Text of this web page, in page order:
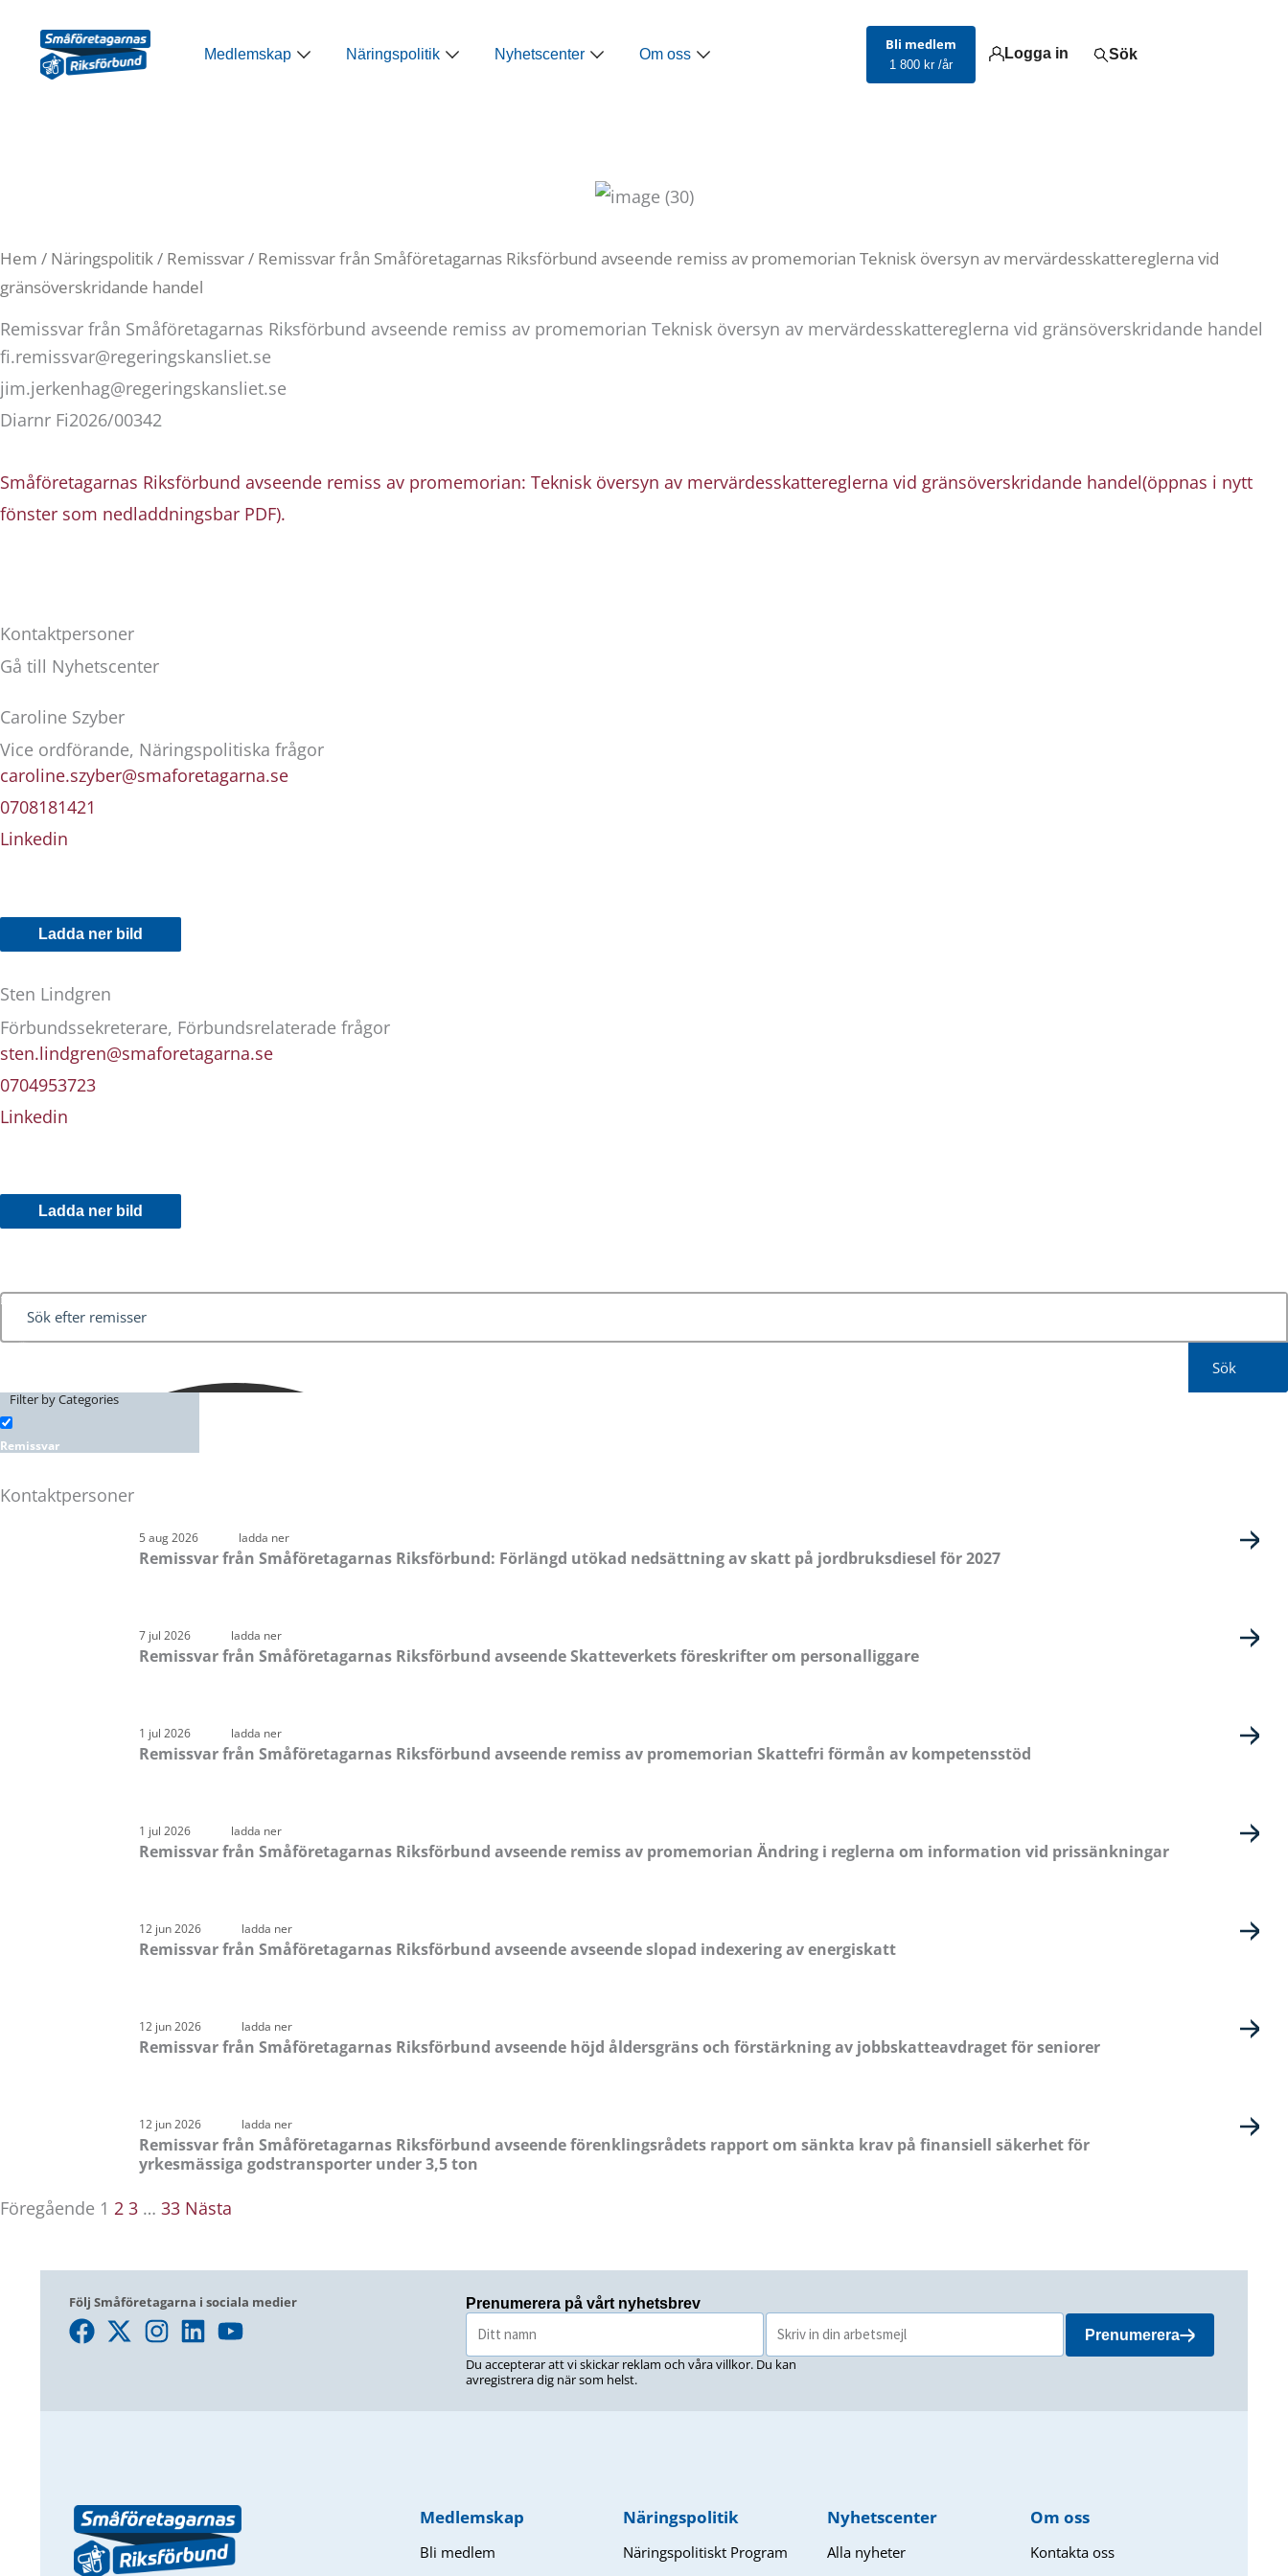
innehåll
Medlemskap Öppna Medlemskap
Näringspolitik Öppna Näringspolitik
Nyhetscenter Öppna Nyhetscenter
Om oss Öppna Om oss Bli medlem
1 800 kr /år
Logga in Sök
Hem / Näringspolitik/ Remissvar/ Remissvar från Småföretagarnas Riksförbund avseende remiss av promemorian Teknisk översyn av mervärdesskattereglerna vid
gränsöverskridande handel
Remissvar från Småföretagarnas Riksförbund avseende remiss av promemorian Teknisk översyn av mervärdesskattereglerna vid gränsöverskridande handel
fi.remissvar@regeringskansliet.se
jim.jerkenhag@regeringskansliet.se
Diarnr Fi2026/00342
Småföretagarnas Riksförbund avseende remiss av promemorian: Teknisk översyn av mervärdesskattereglerna vid gränsöverskridande handel(öppnas i nytt
fönster som nedladdningsbar PDF).
Kontaktpersoner
Gå till Nyhetscenter
Caroline Szyber
Vice ordförande, Näringspolitiska frågor
caroline.szyber@smaforetagarna.se
0708181421
Linkedin
Ladda ner bild
Sten Lindgren
Förbundssekreterare, Förbundsrelaterade frågor
sten.lindgren@smaforetagarna.se
0704953723
Linkedin
Ladda ner bild
Sök
Filter by Categories
Remissvar
Kontaktpersoner
5 aug 2026 ladda ner
Remissvar från Småföretagarnas Riksförbund: Förlängd utökad nedsättning av skatt på jordbruksdiesel för 2027
7 jul 2026 ladda ner
Remissvar från Småföretagarnas Riksförbund avseende Skatteverkets föreskrifter om personalliggare
1 jul 2026 ladda ner
Remissvar från Småföretagarnas Riksförbund avseende remiss av promemorian Skattefri förmån av kompetensstöd
1 jul 2026 ladda ner
Remissvar från Småföretagarnas Riksförbund avseende remiss av promemorian Ändring i reglerna om information vid prissänkningar
12 jun 2026 ladda ner
Remissvar från Småföretagarnas Riksförbund avseende avseende slopad indexering av energiskatt
12 jun 2026 ladda ner
Remissvar från Småföretagarnas Riksförbund avseende höjd åldersgräns och förstärkning av jobbskatteavdraget för seniorer
12 jun 2026 ladda ner
Remissvar från Småföretagarnas Riksförbund avseende förenklingsrådets rapport om sänkta krav på finansiell säkerhet för
yrkesmässiga godstransporter under 3,5 ton
Föregående 1
Sida
2
Sida
3 …
Sida
33 Nästa
Följ Småföretagarna i sociala medier
Prenumerera på vårt nyhetsbrev
Prenumerera
Du accepterar att vi skickar reklam och våra villkor. Du kan
avregistrera dig när som helst.
Medlemskap
Bli medlem
Näringspolitik
Näringspolitiskt Program
Nyhetscenter
Alla nyheter
Om oss​
Kontakta oss